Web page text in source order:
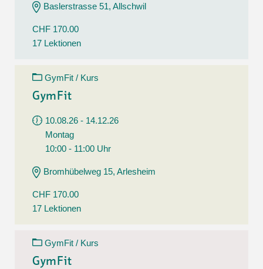
Baslerstrasse 51, Allschwil
CHF 170.00
17 Lektionen
GymFit / Kurs
GymFit
10.08.26 - 14.12.26
Montag
10:00 - 11:00 Uhr
Bromhübelweg 15, Arlesheim
CHF 170.00
17 Lektionen
GymFit / Kurs
GymFit